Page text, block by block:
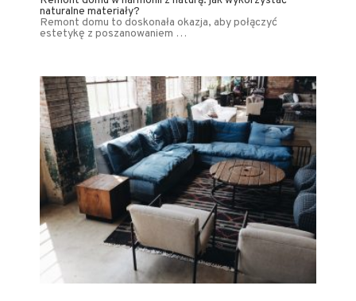
naturalne materiały?
Remont domu to doskonała okazja, aby połączyć
estetykę z poszanowaniem …